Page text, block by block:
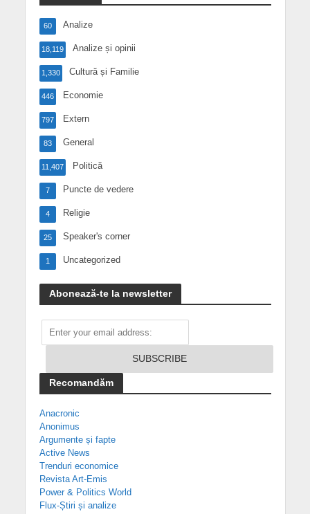
Analize
60
Analize și opinii
18,119
Cultură și Familie
1,330
Economie
446
Extern
797
General
83
Politică
11,407
Puncte de vedere
7
Religie
4
Speaker's corner
25
Uncategorized
1
Abonează-te la newsletter
Recomandăm
Anacronic
Anonimus
Argumente și fapte
Active News
Trenduri economice
Revista Art-Emis
Power & Politics World
Flux-Știri și analize